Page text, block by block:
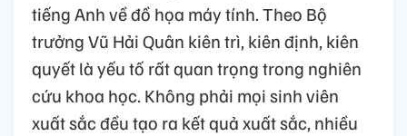
tiếng Anh về đồ họa máy tính. Theo Bộ
trưởng Vũ Hải Quân kiên trì, kiên định, kiên
quyết là yếu tố rất quan trọng trong nghiên
cứu khoa học. Không phải mọi sinh viên
xuất sắc đều tạo ra kết quả xuất sắc, nhiều